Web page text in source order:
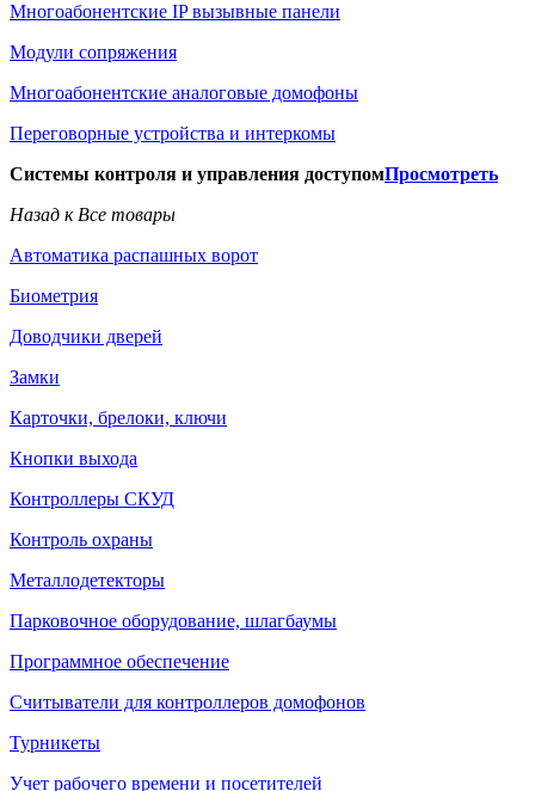
Многоабонентские IP вызывные панели
Модули сопряжения
Многоабонентские аналоговые домофоны
Переговорные устройства и интеркомы
Системы контроля и управления доступомПросмотреть
Назад к Все товары
Автоматика распашных ворот
Биометрия
Доводчики дверей
Замки
Карточки, брелоки, ключи
Кнопки выхода
Контроллеры СКУД
Контроль охраны
Металлодетекторы
Парковочное оборудование, шлагбаумы
Программное обеспечение
Считыватели для контроллеров домофонов
Турникеты
Учет рабочего времени и посетителей